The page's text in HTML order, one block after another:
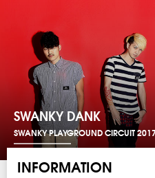
SWANKY DANK
SWANKY PLAYGROUND CIRCUIT 2017
INFORMATION